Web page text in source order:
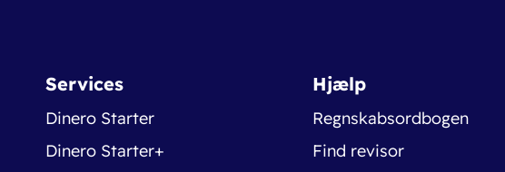
Services
Dinero Starter
Dinero Starter+
Hjælp
Regnskabsordbogen
Find revisor